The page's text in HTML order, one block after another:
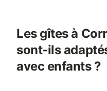
Les gîtes à
sont-ils
avec enfants ?